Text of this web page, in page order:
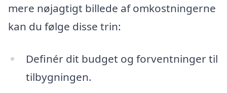
mere nøjagtigt billede af omkostningerne
kan du følge disse trin:
Definér dit budget og forventninger til
tilbygningen.